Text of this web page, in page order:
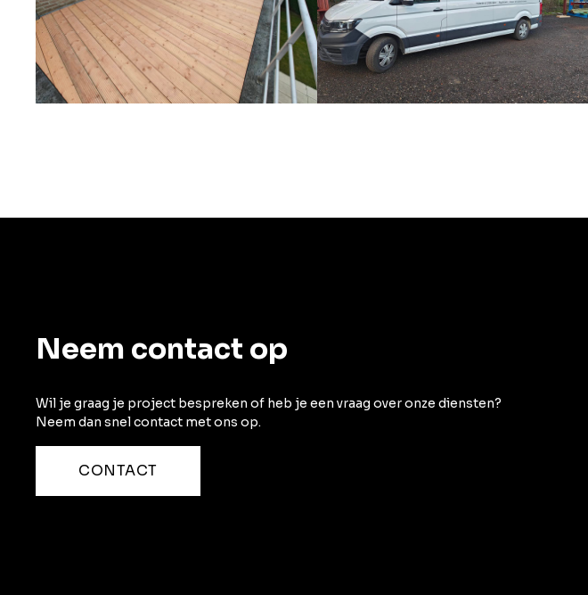
Neem contact op
Wil je graag je project bespreken of heb je een vraag over onze diensten?
Neem dan snel contact met ons op.
CONTACT